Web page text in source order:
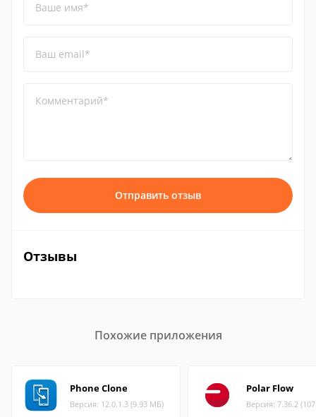
Ваше имя*
Ваш email*
Комментарий*
Отправить отзыв
Отзывы
Похожие приложения
Phone Clone
Версия: 12.0.1.3 (9.93 МБ)
Polar Flow
Версия: 7.36.2